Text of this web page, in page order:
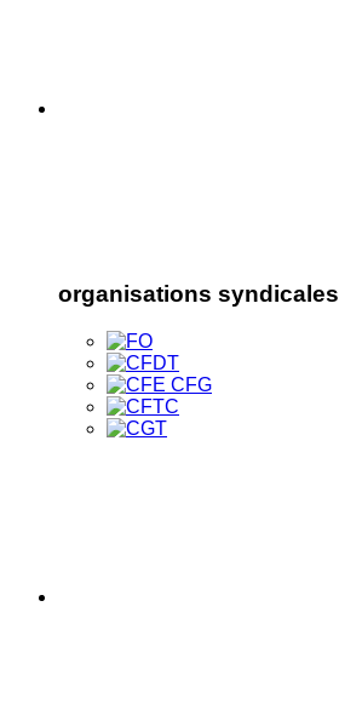
organisations syndicales